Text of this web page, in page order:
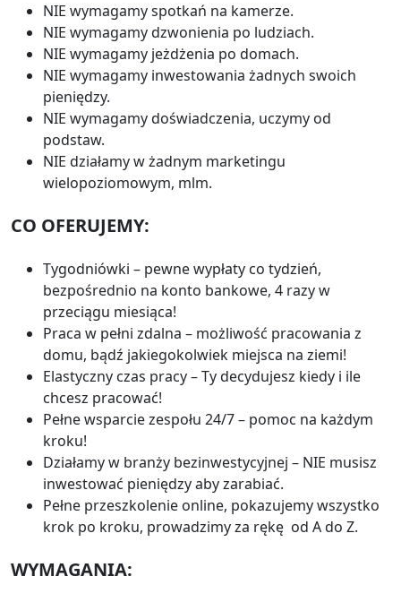
NIE wymagamy spotkań na kamerze.
NIE wymagamy dzwonienia po ludziach.
NIE wymagamy jeżdżenia po domach.
NIE wymagamy inwestowania żadnych swoich
pieniędzy.
NIE wymagamy doświadczenia, uczymy od
podstaw.
NIE działamy w żadnym marketingu
wielopoziomowym, mlm.
CO OFERUJEMY:
Tygodniówki – pewne wypłaty co tydzień,
bezpośrednio na konto bankowe, 4 razy w
przeciągu miesiąca!
Praca w pełni zdalna – możliwość pracowania z
domu, bądź jakiegokolwiek miejsca na ziemi!
Elastyczny czas pracy – Ty decydujesz kiedy i ile
chcesz pracować!
Pełne wsparcie zespołu 24/7 – pomoc na każdym
kroku!
Działamy w branży bezinwestycyjnej – NIE musisz
inwestować pieniędzy aby zarabiać.
Pełne przeszkolenie online, pokazujemy wszystko
krok po kroku, prowadzimy za rękę od A do Z.
WYMAGANIA: